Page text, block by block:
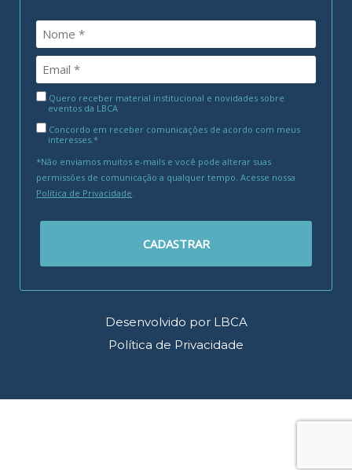
Quero receber material institucional e novidades sobre
eventos da LBCA
Concordo em receber comunicações de acordo com meus
interesses.*
*Não enviamos muitos e-mails e você pode alterar suas
permissões de comunicação a qualquer tempo. Acesse nossa
Política de Privacidade.
CADASTRAR
Desenvolvido por LBCA
Política de Privacidade